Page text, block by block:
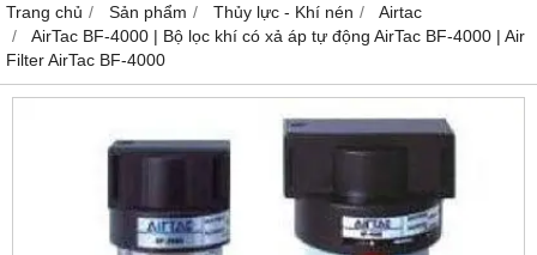
Trang chủ Sản phẩm Thủy lực - Khí nén
Airtac
AirTac BF-4000 | Bộ lọc khí có xả áp tự động AirTac BF-4000 | Air
Filter AirTac BF-4000